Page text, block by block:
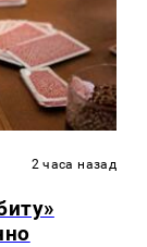
2 часа назад